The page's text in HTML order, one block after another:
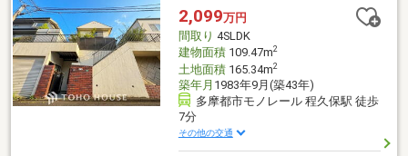
コート付き。シャンプー後の乾燥や遊び場としても活躍します。
■伸びやかな高天井のお部屋は空気が循環し、閑静な住宅街なら
ではの静かな暮らしを実現します。
2,099万円
間取り 4SLDK
建物面積109.47m2
土地面積165.34m2
築年月 1983年9月(築43年)
多摩都市モノレール 程久保駅 徒歩
7分
その他の交通